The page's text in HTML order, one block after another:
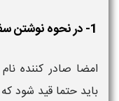
1- در نحوه نوشتن سفته چه مواری حتما باید قید شود؟
امضا صادر کننده
باید حتما قید شود